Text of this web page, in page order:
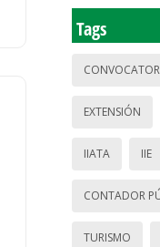
Tags
EXTENSIÓN
IIATA IIE
CONTADOR
TURISMO